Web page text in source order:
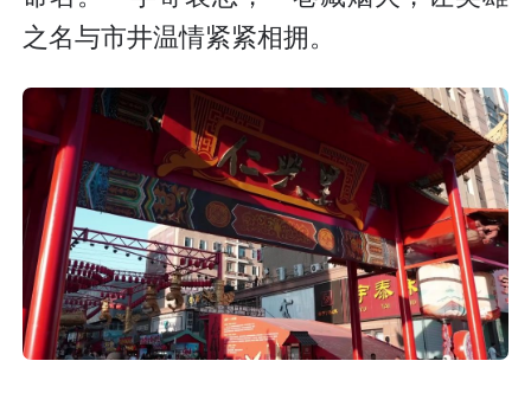
之名与市井温情紧紧相拥。